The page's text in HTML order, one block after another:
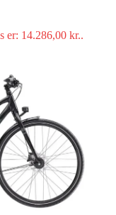
er: 14.286,00 kr..